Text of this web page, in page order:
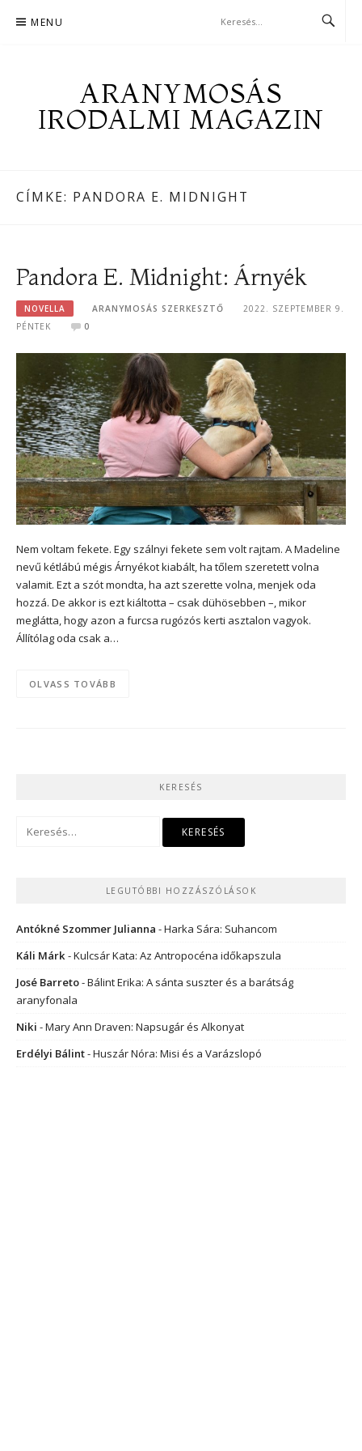
MENU
ARANYMOSÁS
IRODALMI MAGAZIN
CÍMKE: PANDORA E. MIDNIGHT
Pandora E. Midnight: Árnyék
NOVELLA ARANYMOSÁS SZERKESZTŐ
2022. SZEPTEMBER 9.
PÉNTEK
0
Nem voltam fekete. Egy szálnyi fekete sem volt rajtam. A Madeline
nevű kétlábú mégis Árnyékot kiabált, ha tőlem szeretett volna
valamit. Ezt a szót mondta, ha azt szerette volna, menjek oda
hozzá. De akkor is ezt kiáltotta – csak dühösebben –, mikor
meglátta, hogy azon a furcsa rugózós kerti asztalon vagyok.
Állítólag oda csak a…
OLVASS TOVÁBB
KERESÉS
LEGUTÓBBI HOZZÁSZÓLÁSOK
Antókné Szommer Julianna -Harka Sára: Suhancom
Káli Márk-Kulcsár Kata: Az Antropocéna időkapszula
José Barreto-Bálint Erika: A sánta suszter és a barátság
aranyfonala
Niki -Mary Ann Draven: Napsugár és Alkonyat
Erdélyi Bálint-Huszár Nóra: Misi és a Varázslopó